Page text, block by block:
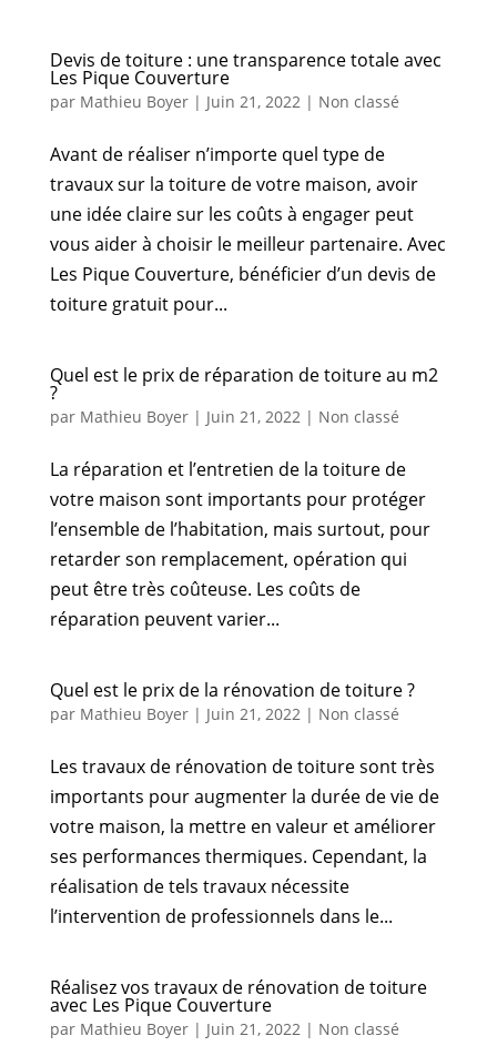
Devis de toiture : une transparence totale avec
Les Pique Couverture
par Mathieu Boyer| Juin 21, 2022 | Non classé
Avant de réaliser n’importe quel type de
travaux sur la toiture de votre maison, avoir
une idée claire sur les coûts à engager peut
vous aider à choisir le meilleur partenaire. Avec
Les Pique Couverture, bénéficier d’un devis de
toiture gratuit pour...
Quel est le prix de réparation de toiture au m2
?
par Mathieu Boyer| Juin 21, 2022 | Non classé
La réparation et l’entretien de la toiture de
votre maison sont importants pour protéger
l’ensemble de l’habitation, mais surtout, pour
retarder son remplacement, opération qui
peut être très coûteuse. Les coûts de
réparation peuvent varier...
Quel est le prix de la rénovation de toiture ?
par Mathieu Boyer| Juin 21, 2022 | Non classé
Les travaux de rénovation de toiture sont très
importants pour augmenter la durée de vie de
votre maison, la mettre en valeur et améliorer
ses performances thermiques. Cependant, la
réalisation de tels travaux nécessite
l’intervention de professionnels dans le...
Réalisez vos travaux de rénovation de toiture
avec Les Pique Couverture
par Mathieu Boyer| Juin 21, 2022 | Non classé